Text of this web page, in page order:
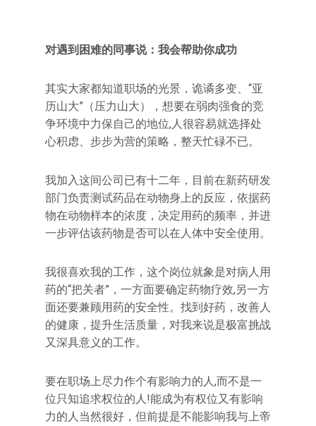
对遇到困难的同事说：我会帮助你成功
其实大家都知道职场的光景，诡谲多变、“亚
历山大”（压力山大），想要在弱肉强食的竞
争环境中力保自己的地位,人很容易就选择处
心积虑、步步为营的策略，整天忙碌不已。
我加入这间公司已有十二年，目前在新药研发
部门负责测试药品在动物身上的反应，依据药
物在动物样本的浓度，决定用药的频率，并进
一步评估该药物是否可以在人体中安全使用。
我很喜欢我的工作，这个岗位就象是对病人用
药的“把关者”，一方面要确定药物疗效,另一方
面还要兼顾用药的安全性。找到好药，改善人
的健康，提升生活质量，对我来说是极富挑战
又深具意义的工作。
要在职场上尽力作个有影响力的人,而不是一
位只知追求权位的人!能成为有权位又有影响
力的人当然很好，但前提是不能影响我与上帝